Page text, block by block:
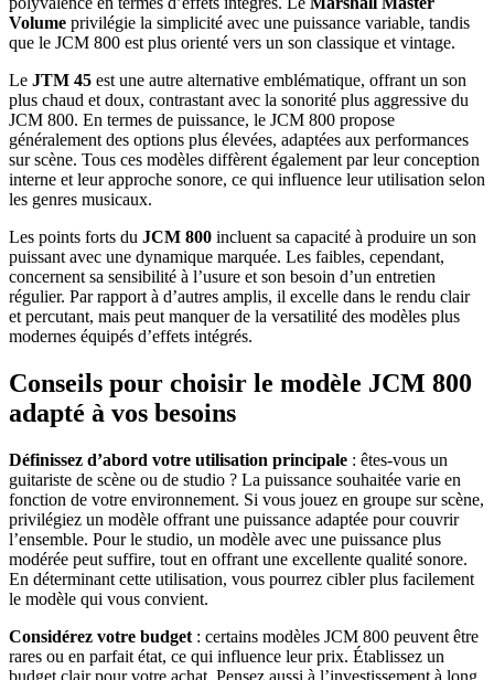
Volume privilégie la simplicité avec une puissance variable, tandis
que le JCM 800 est plus orienté vers un son classique et vintage.
Le JTM 45 est une autre alternative emblématique, offrant un son
plus chaud et doux, contrastant avec la sonorité plus aggressive du
JCM 800. En termes de puissance, le JCM 800 propose
généralement des options plus élevées, adaptées aux performances
sur scène. Tous ces modèles diffèrent également par leur conception
interne et leur approche sonore, ce qui influence leur utilisation selon
les genres musicaux.
Les points forts du JCM 800 incluent sa capacité à produire un son
puissant avec une dynamique marquée. Les faibles, cependant,
concernent sa sensibilité à l’usure et son besoin d’un entretien
régulier. Par rapport à d’autres amplis, il excelle dans le rendu clair
et percutant, mais peut manquer de la versatilité des modèles plus
modernes équipés d’effets intégrés.
Conseils pour choisir le modèle JCM 800
adapté à vos besoins
Définissez d’abord votre utilisation principale : êtes-vous un
guitariste de scène ou de studio ? La puissance souhaitée varie en
fonction de votre environnement. Si vous jouez en groupe sur scène,
privilégiez un modèle offrant une puissance adaptée pour couvrir
l’ensemble. Pour le studio, un modèle avec une puissance plus
modérée peut suffire, tout en offrant une excellente qualité sonore.
En déterminant cette utilisation, vous pourrez cibler plus facilement
le modèle qui vous convient.
Considérez votre budget : certains modèles JCM 800 peuvent être
rares ou en parfait état, ce qui influence leur prix. Établissez un